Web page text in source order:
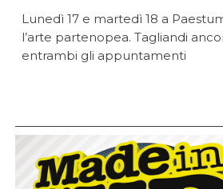
Lunedì 17 e martedì 18 a
l’arte partenopea. Tagliandi
entrambi gli appuntamenti